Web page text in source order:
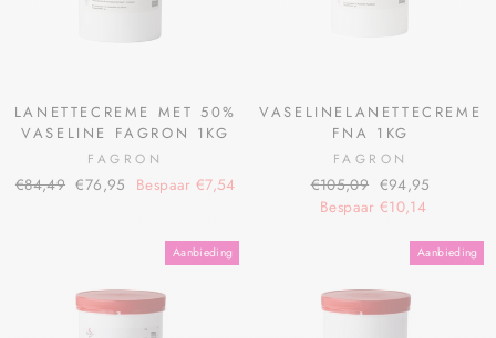
LANETTECREME MET 50%
VASELINE FAGRON 1KG
FAGRON
€84,49 €76,95 Bespaar €7,54
VASELINELANETTECREME
FNA 1KG
FAGRON
€105,09 €94,95
Bespaar €10,14
Aanbieding Aanbieding